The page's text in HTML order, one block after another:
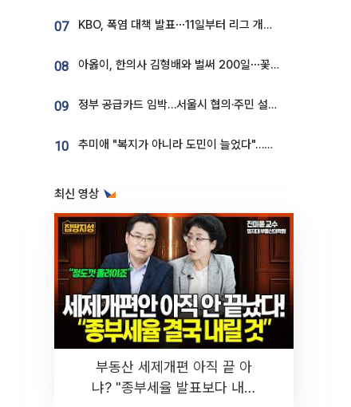
07 KBO, 폭염 대책 발표⋯11일부터 리그 개시ㆍ경기 오후 7시 시작
08 아옳이, 한의사 김형배와 벌써 200일⋯꽃다발 들고 "프러포즈 아냐"
09 정부 공급카드 임박…서울시 협의·주민 설득이 성패 가른다 [부동산 해법 전쟁]
10 추미애 "복지가 아니라 도민이 늘었다"…재정난 책임론 정면돌파
최신 영상
부동산 세제개편 아직 끝 아
냐? "종부세율 발표보다 내릴